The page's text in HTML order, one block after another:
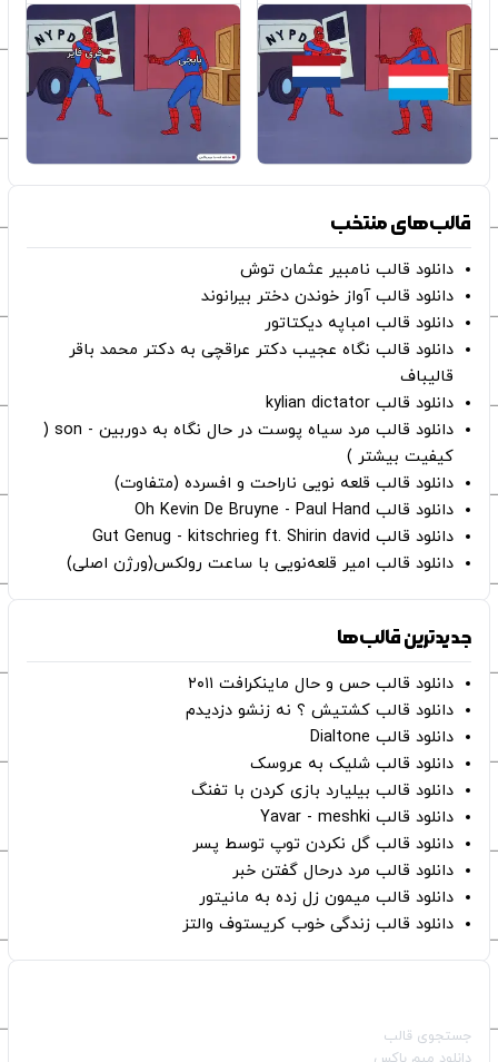
قالب‌های منتخب
دانلود قالب نامبیر عثمان ‌توش
دانلود قالب آواز خوندن دختر بیرانوند
دانلود قالب امباپه دیکتاتور
دانلود قالب نگاه عجیب دکتر عراقچی به دکتر محمد باقر
قالیباف
دانلود قالب kylian dictator
دانلود قالب مرد سیاه پوست در حال نگاه به دوربین - son (
کیفیت بیشتر )
دانلود قالب قلعه نویی ناراحت و افسرده (متفاوت)
دانلود قالب Oh Kevin De Bruyne - Paul Hand
دانلود قالب Gut Genug - kitschrieg ft. Shirin david
دانلود قالب امیر قلعه‌نویی با ساعت رولکس(ورژن اصلی)
جدیدترین قالب‌ها
دانلود قالب حس و حال ماینکرافت ۲۰۱۱
دانلود قالب کشتیش ؟ نه زنشو دزدیدم
دانلود قالب Dialtone
دانلود قالب شلیک به عروسک
دانلود قالب بیلیارد بازی کردن با تفنگ
دانلود قالب Yavar - meshki
دانلود قالب گل نکردن توپ توسط پسر
دانلود قالب مرد درحال گفتن خبر
دانلود قالب میمون زل زده به مانیتور
دانلود قالب زندگی خوب کریستوف والتز
جستجوی قالب